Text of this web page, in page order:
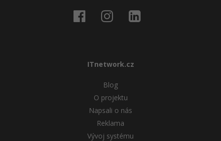
ITnetwork.cz
Blog
O projektu
Napsali o nás
Reklama
Vývoj systému